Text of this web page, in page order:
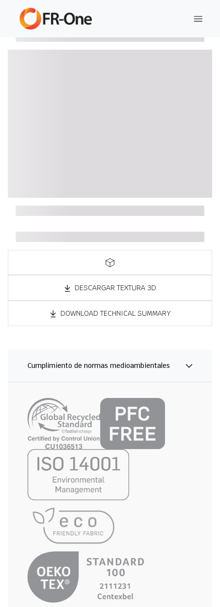
DESCARGAR TEXTURA 3D
DOWNLOAD TECHNICAL SUMMARY
Cumplimiento de normas medioambientales